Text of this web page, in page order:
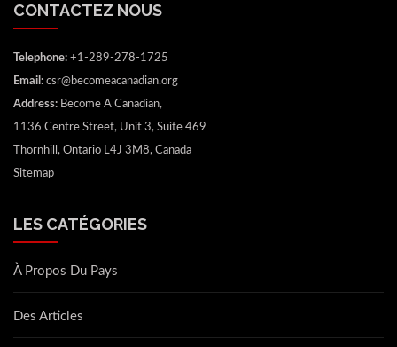
CONTACTEZ NOUS
Telephone: +1-289-278-1725
Email: csr@becomeacanadian.org
Address: Become A Canadian,
1136 Centre Street, Unit 3, Suite 469
Thornhill, Ontario L4J 3M8, Canada
Sitemap
LES CATÉGORIES
À Propos Du Pays
Des Articles